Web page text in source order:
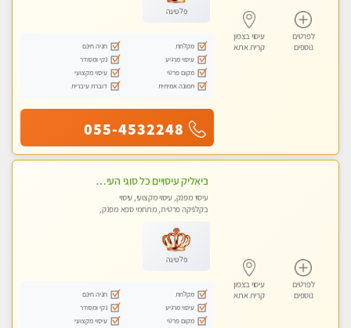
לפרטים
נוספים
עיסוי בצפון
קרית אתא
פלטינה
מקלחת
חניה חינם
עיסוי מרגיע
נקי ומסודר
מקום פרטי
עיסוי מקצועי
תמונה אמיתית
דוברת עיברית
055-4532248
לפרטים
נוספים
עיסוי בצפון
קרית אתא
ביאליק עיסויים כל סוגי העיסויים מעסה מקצועית ואיכותית פרטי!!!מומלץ לחלוטין!!
עיסוי מפנק, עיסוי מקצועי, עיסוי
בקלניקה פרטית, מתחמי ספא מפנק,
פלטינה
מקלחת
חניה חינם
עיסוי מרגיע
נקי ומסודר
מקום פרטי
עיסוי מקצועי